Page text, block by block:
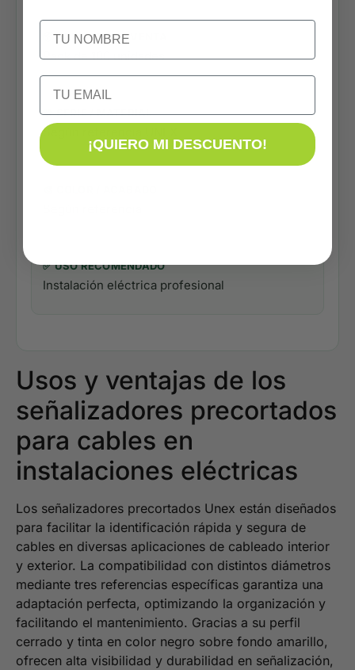
📦 FORMATO DE VENTA
Pack de 100 unidades
🧩 SERIE / MATERIAL
Según referencia UNEX
✅ USO RECOMENDADO
Instalación eléctrica profesional
Usos y ventajas de los
señalizadores precortados
para cables en
instalaciones eléctricas
Los señalizadores precortados Unex están diseñados
para facilitar la identificación rápida y segura de
cables en diversas aplicaciones de cableado interior
y exterior. La compatibilidad con distintos diámetros
mediante tres referencias específicas garantiza una
adaptación perfecta, optimizando la organización y
facilitando el mantenimiento. Gracias a su perfil
cerrado y tinta en color negro sobre fondo amarillo,
ofrecen alta visibilidad y durabilidad en señalización,
NOMBRE
Email
¡QUIERO MI DESCUENTO!